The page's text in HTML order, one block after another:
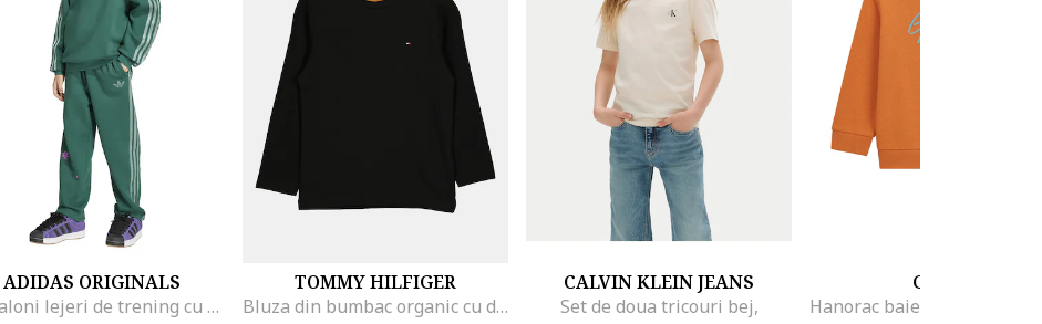
ADIDAS ORIGINALS
Pantaloni lejeri de trening cu cordon Minecraft, Verde
TOMMY HILFIGER
Bluza din bumbac organic cu detaliu logo, Negru
CALVIN KLEIN JEANS
Set de doua tricouri bej,
GUESS